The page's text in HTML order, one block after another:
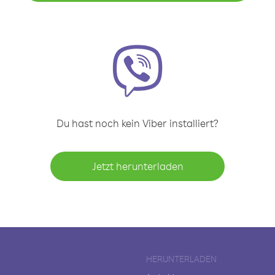
Du hast noch kein Viber installiert?
Jetzt herunterladen
HERUNTERLADEN